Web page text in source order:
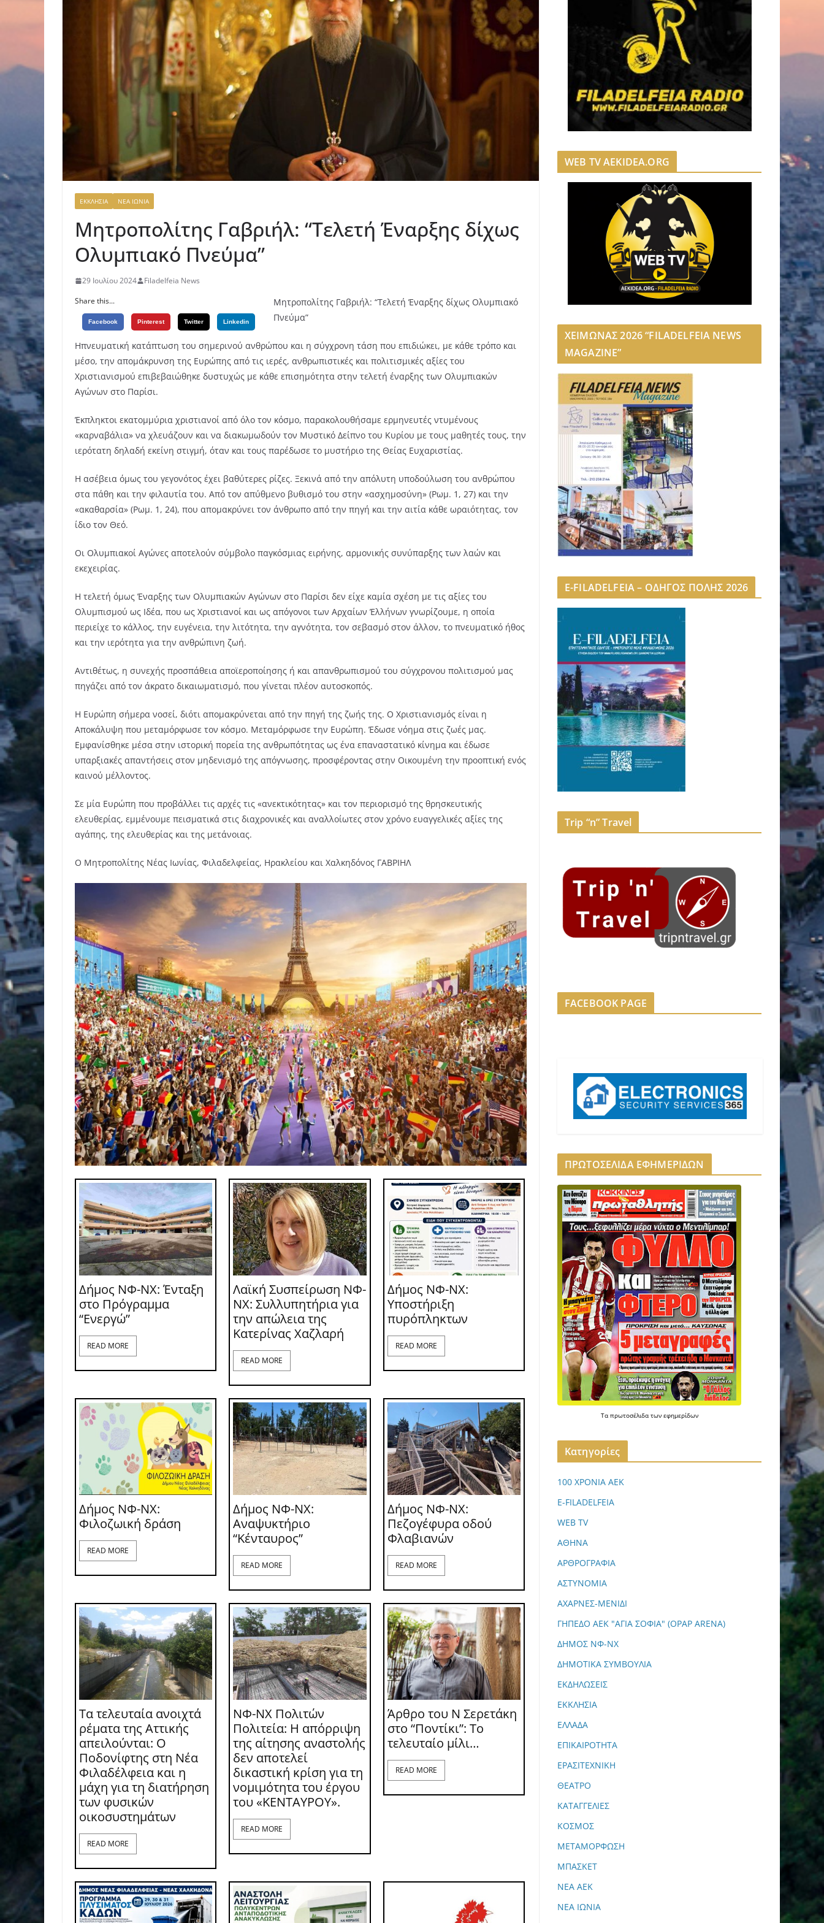
ΕΚΚΛΗΣΙΑ ΝΕΑ ΙΩΝΙΑ
Μητροπολίτης Γαβριήλ: “Τελετή Έναρξης δίχως
Ολυμπιακό Πνεύμα”
29 Ιουλίου 2024
Filadelfeia News
Share this...
Facebook Pinterest Twitter Linkedin
Μητροπολίτης Γαβριήλ: “Τελετή Έναρξης δίχως Ολυμπιακό
Πνεύμα”
Ηπνευματική κατάπτωση του σημερινού ανθρώπου και η σύγχρονη τάση που επιδιώκει, με κάθε τρόπο και
μέσο, την απομάκρυνση της Ευρώπης από τις ιερές, ανθρωπιστικές και πολιτισμικές αξίες του
Χριστιανισμού επιβεβαιώθηκε δυστυχώς με κάθε επισημότητα στην τελετή έναρξης των Ολυμπιακών
Αγώνων στο Παρίσι.
Έκπληκτοι εκατομμύρια χριστιανοί από όλο τον κόσμο, παρακολουθήσαμε ερμηνευτές ντυμένους
«καρναβάλια» να χλευάζουν και να διακωμωδούν τον Μυστικό Δείπνο του Κυρίου με τους μαθητές τους, την
ιερότατη δηλαδή εκείνη στιγμή, όταν και τους παρέδωσε το μυστήριο της Θείας Ευχαριστίας.
Η ασέβεια όμως του γεγονότος έχει βαθύτερες ρίζες. Ξεκινά από την απόλυτη υποδούλωση του ανθρώπου
στα πάθη και την φιλαυτία του. Από τον απύθμενο βυθισμό του στην «ασχημοσύνη» (Ρωμ. 1, 27) και την
«ακαθαρσία» (Ρωμ. 1, 24), που απομακρύνει τον άνθρωπο από την πηγή και την αιτία κάθε ωραιότητας, τον
ίδιο τον Θεό.
Οι Ολυμπιακοί Αγώνες αποτελούν σύμβολο παγκόσμιας ειρήνης, αρμονικής συνύπαρξης των λαών και
εκεχειρίας.
Η τελετή όμως Έναρξης των Ολυμπιακών Αγώνων στο Παρίσι δεν είχε καμία σχέση με τις αξίες του
Ολυμπισμού ως Ιδέα, που ως Χριστιανοί και ως απόγονοι των Αρχαίων Έλλήνων γνωρίζουμε, η οποία
περιείχε το κάλλος, την ευγένεια, την λιτότητα, την αγνότητα, τον σεβασμό στον άλλον, το πνευματικό ήθος
και την ιερότητα για την ανθρώπινη ζωή.
Αντιθέτως, η συνεχής προσπάθεια αποϊεροποίησης ή και απανθρωπισμού του σύγχρονου πολιτισμού μας
πηγάζει από τον άκρατο δικαιωματισμό, που γίνεται πλέον αυτοσκοπός.
Η Ευρώπη σήμερα νοσεί, διότι απομακρύνεται από την πηγή της ζωής της. Ο Χριστιανισμός είναι η
Αποκάλυψη που μεταμόρφωσε τον κόσμο. Μεταμόρφωσε την Ευρώπη. Έδωσε νόημα στις ζωές μας.
Εμφανίσθηκε μέσα στην ιστορική πορεία της ανθρωπότητας ως ένα επαναστατικό κίνημα και έδωσε
υπαρξιακές απαντήσεις στον μηδενισμό της απόγνωσης, προσφέροντας στην Οικουμένη την προοπτική ενός
καινού μέλλοντος.
Σε μία Ευρώπη που προβάλλει τις αρχές τις «ανεκτικότητας» και τον περιορισμό της θρησκευτικής
ελευθερίας, εμμένουμε πεισματικά στις διαχρονικές και αναλλοίωτες στον χρόνο ευαγγελικές αξίες της
αγάπης, της ελευθερίας και της μετάνοιας.
Ο Μητροπολίτης Νέας Ιωνίας, Φιλαδελφείας, Ηρακλείου και Χαλκηδόνος ΓΑΒΡΙΗΛ
Δήμος ΝΦ-ΝΧ: Ένταξη
στο Πρόγραμμα
“Ενεργώ”
READ MORE
Λαϊκή Συσπείρωση ΝΦ-
ΝΧ: Συλλυπητήρια για
την απώλεια της
Κατερίνας Χαζλαρή
READ MORE
Δήμος ΝΦ-ΝΧ:
Υποστήριξη
πυρόπληκτων
READ MORE
Δήμος ΝΦ-ΝΧ:
Φιλοζωική δράση
READ MORE
Δήμος ΝΦ-ΝΧ:
Αναψυκτήριο
“Κένταυρος”
READ MORE
Δήμος ΝΦ-ΝΧ:
Πεζογέφυρα οδού
Φλαβιανών
READ MORE
Τα τελευταία ανοιχτά
ρέματα της Αττικής
απειλούνται: Ο
Ποδονίφτης στη Νέα
Φιλαδέλφεια και η
μάχη για τη διατήρηση
των φυσικών
οικοσυστημάτων
READ MORE
ΝΦ-ΝΧ Πολιτών
Πολιτεία: Η απόρριψη
της αίτησης αναστολής
δεν αποτελεί
δικαστική κρίση για τη
νομιμότητα του έργου
του «ΚΕΝΤΑΥΡΟΥ».
READ MORE
Άρθρο του Ν Σερετάκη
στο “Ποντίκι”: Το
τελευταίο μίλι…
READ MORE
WEB TV AEKIDEA.ORG
ΧΕΙΜΩΝΑΣ 2026 “FILADELFEIA NEWS
MAGAZINE”
E-FILADELFEIA – ΟΔΗΓΟΣ ΠΟΛΗΣ 2026
Trip “n” Travel
FACEBOOK PAGE
ΠΡΩΤΟΣΕΛΙΔΑ ΕΦΗΜΕΡΙΔΩΝ
Τα πρωτοσέλιδα των εφημερίδων
Kατηγορίες
100 ΧΡΟΝΙΑ ΑΕΚ
E-FILADELFEIA
WEB TV
ΑΘΗΝΑ
ΑΡΘΡΟΓΡΑΦΙΑ
ΑΣΤΥΝΟΜΙΑ
ΑΧΑΡΝΕΣ-ΜΕΝΙΔΙ
ΓΗΠΕΔΟ ΑΕΚ "ΑΓΙΑ ΣΟΦΙΑ" (OPAP ARENA)
ΔΗΜΟΣ ΝΦ-ΝΧ
ΔΗΜΟΤΙΚΑ ΣΥΜΒΟΥΛΙΑ
ΕΚΔΗΛΩΣΕΙΣ
ΕΚΚΛΗΣΙΑ
ΕΛΛΑΔΑ
ΕΠΙΚΑΙΡΟΤΗΤΑ
ΕΡΑΣΙΤΕΧΝΙΚΗ
ΘΕΑΤΡΟ
ΚΑΤΑΓΓΕΛΙΕΣ
ΚΟΣΜΟΣ
ΜΕΤΑΜΟΡΦΩΣΗ
ΜΠΑΣΚΕΤ
ΝΕΑ ΑΕΚ
ΝΕΑ ΙΩΝΙΑ